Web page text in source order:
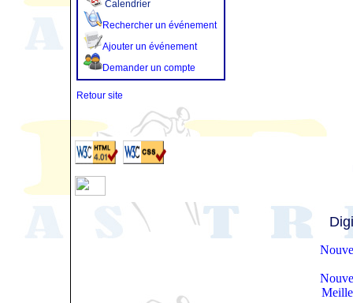
Calendrier
Rechercher un événement
Ajouter un événement
Demander un compte
Retour site